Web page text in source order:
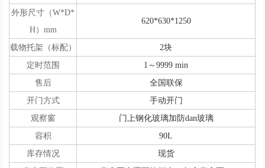
外形尺寸（W*D*
H）mm
620*630*1250
载物托架（标配）
2块
定时范围
1～9999 min
售后
全国联保
开门方式
手动开门
观察窗
门上钢化玻璃加防dan玻璃
容积
90L
库存情况
现货